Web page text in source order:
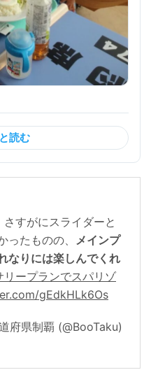
読む
さすがにスライダーと
たものの、 メインプ
なりには楽しんでくれ
リープランでスパリゾ
gEdkHLk6Os
府県制覇 (@BooTaku)